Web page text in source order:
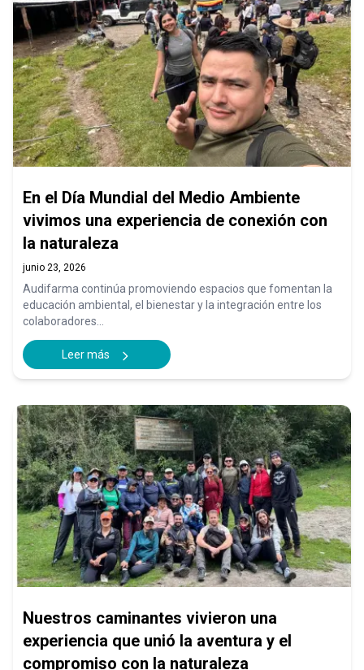
En el Día Mundial del Medio Ambiente
vivimos una experiencia de conexión con
la naturaleza
junio 23, 2026
Audifarma continúa promoviendo espacios que fomentan la
educación ambiental, el bienestar y la integración entre los
colaboradores...
Leer más
Nuestros caminantes vivieron una
experiencia que unió la aventura y el
compromiso con la naturaleza